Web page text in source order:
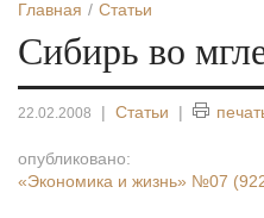
Главная Статьи
Сибирь во
22.02.2008 | Статьи |
опубликовано:
«Экономика и жизнь» №07